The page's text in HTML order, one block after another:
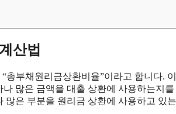
산법
“총부채원리금상환비율”이라고 합니다.
많은 금액을 대출 상환에 사용하는지
은 부분을 원리금 상환에 사용하고 있